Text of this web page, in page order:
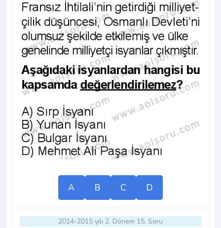
A B C D
2014-2015 yılı 2. Dönem 15. Soru